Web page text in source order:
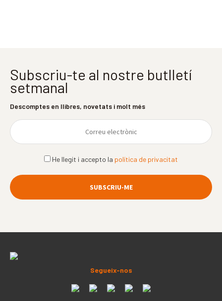
Subscriu-te al nostre butlletí
setmanal
Descomptes en llibres, novetats i molt més
He llegit i accepto la política de privacitat
Segueix-nos